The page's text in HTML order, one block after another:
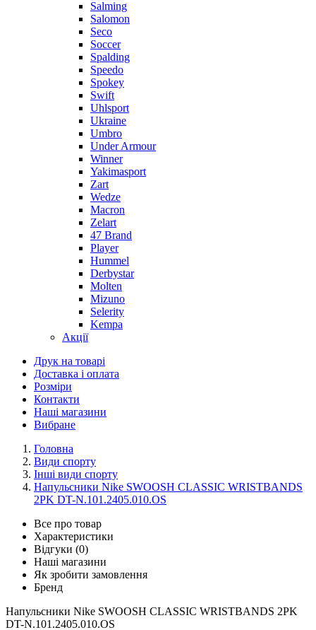
Salming
Salomon
Seco
Soccer
Spalding
Speedo
Spokey
Swift
Uhlsport
Ukraine
Umbro
Under Armour
Winner
Yakimasport
Zart
Wedze
Macron
Zelart
47 Brand
Player
Hummel
Derbystar
Molten
Mizuno
Selerity
Kempa
Акції
Друк на товарі
Доставка і оплата
Розміри
Контакти
Наші магазини
Вибране
Головна
Види спорту
Інші види спорту
Напульсники Nike SWOOSH CLASSIC WRISTBANDS
2PK DT-N.101.2405.010.OS
Все про товар
Характеристики
Відгуки (0)
Наші магазини
Як зробити замовлення
Бренд
Напульсники Nike SWOOSH CLASSIC WRISTBANDS 2PK
DT-N.101.2405.010.OS